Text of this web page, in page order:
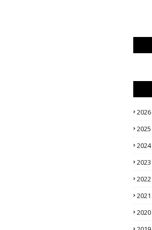
2026
2025
2024
2023
2022
2021
2020